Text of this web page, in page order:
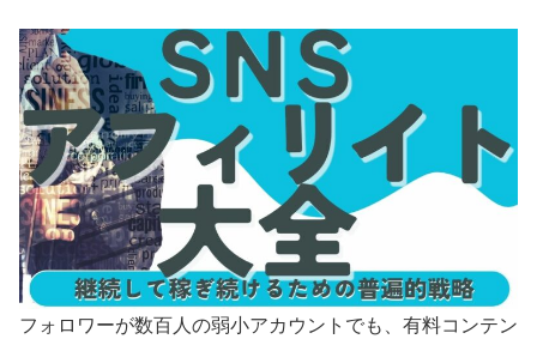
フォロワーが数百人の弱小アカウントでも、有料コンテン